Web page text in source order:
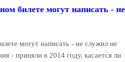
билете могут написать - не
могут написать - не служил не
- приняли в 2014 году, касается ли